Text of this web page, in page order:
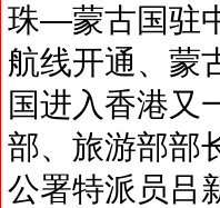
珠—蒙古国驻
航线开通、蒙
国进入香港又
部、旅游部部
公署特派员吕